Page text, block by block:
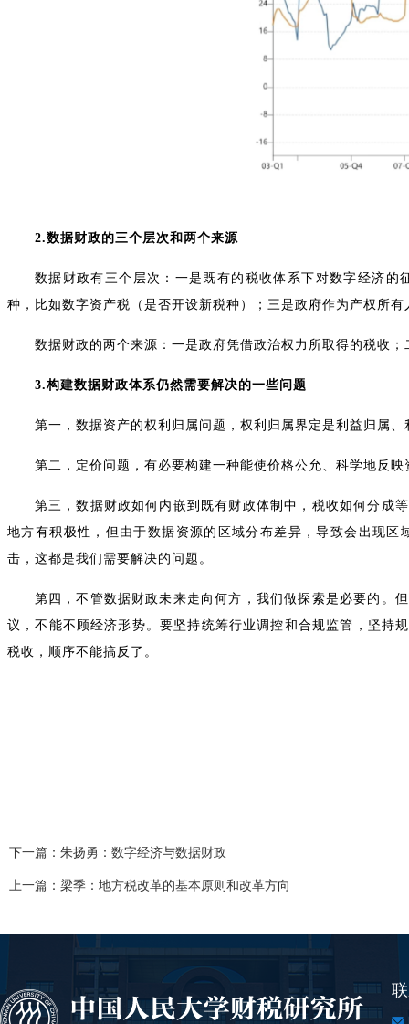
2.数据财政的三个层次和两个来源
数据财政有三个层次：一是既有的税收体系下对数字经济
种，比如数字资产税（是否开设新税种）；三是政府作为产权所
数据财政的两个来源：一是政府凭借政治权力所取得的税收
3.构建数据财政体系仍然需要解决的一些问题
第一，数据资产的权利归属问题，权利归属界定是利益归属、
第二，定价问题，有必要构建一种能使价格公允、科学地反
第三，数据财政如何内嵌到既有财政体制中，税收如何分成
地方有积极性，但由于数据资源的区域分布差异，导致会出现
击，这都是我们需要解决的问题。
第四，不管数据财政未来走向何方，我们做探索是必要的。
议，不能不顾经济形势。要坚持统筹行业调控和合规监管，坚持
税收，顺序不能搞反了。
下一篇：朱扬勇：数字经济与数据财政
上一篇：梁季：地方税改革的基本原则和改革方向